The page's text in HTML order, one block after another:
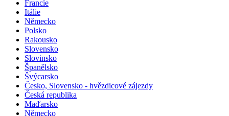
Francie
Itálie
Německo
Polsko
Rakousko
Slovensko
Slovinsko
Španělsko
Švýcarsko
Česko, Slovensko - hvězdicové zájezdy
Česká republika
Maďarsko
Německo